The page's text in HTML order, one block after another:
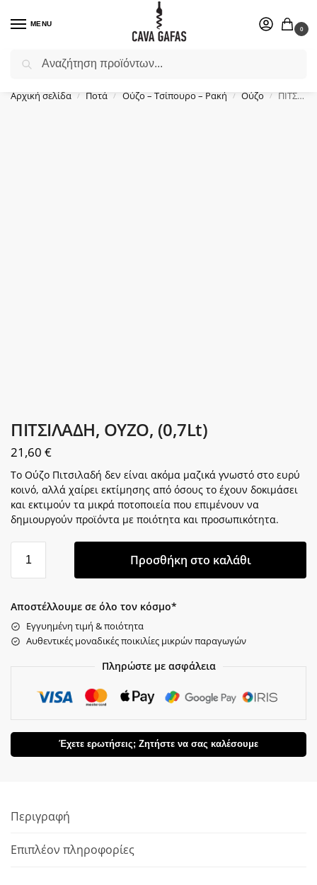
MENU
0
Επιλέξτε ένα δώρο για το αγαπημένο σας πρόσωπο.
Αρχική σελίδα / Ποτά / Ούζο – Τσίπουρο – Ρακή / Ούζο / ΠΙΤΣΙΛΑΔΗ, ΟΥΖΟ, (0,7Lt)
ΠΙΤΣΙΛΑΔΗ, ΟΥΖΟ, (0,7Lt)
21,60 €
Το Ούζο Πιτσιλαδή δεν είναι ακόμα μαζικά γνωστό στο ευρύ
κοινό, αλλά χαίρει εκτίμησης από όσους το έχουν δοκιμάσει
και εκτιμούν τα μικρά ποτοποιεία που επιμένουν να
δημιουργούν προϊόντα με ποιότητα και προσωπικότητα.
Προσθήκη στο καλάθι
Αποστέλλουμε σε όλο τον κόσμο*
Εγγυημένη τιμή & ποιότητα
Αυθεντικές μοναδικές ποικιλίες μικρών παραγωγών
Πληρώστε με ασφάλεια
Έχετε ερωτήσεις; Ζητήστε να σας καλέσουμε
Περιγραφή
Επιπλέον πληροφορίες